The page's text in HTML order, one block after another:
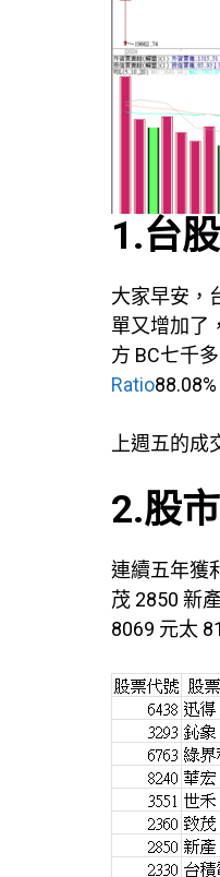
1.台
大家早安，
單又增加了
方 BC七千
Ratio
上週五的成
2.股
連續五年獲
茂 2850 新
8069 元太